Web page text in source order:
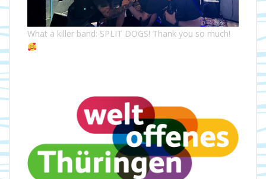
What a killer band: SPLIT DOGS! Thank you so much!